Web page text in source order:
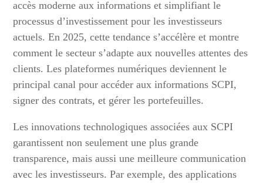
accès moderne aux informations et simplifiant le
processus d’investissement pour les investisseurs
actuels. En 2025, cette tendance s’accélère et montre
comment le secteur s’adapte aux nouvelles attentes des
clients. Les plateformes numériques deviennent le
principal canal pour accéder aux informations SCPI,
signer des contrats, et gérer les portefeuilles.
Les innovations technologiques associées aux SCPI
garantissent non seulement une plus grande
transparence, mais aussi une meilleure communication
avec les investisseurs. Par exemple, des applications